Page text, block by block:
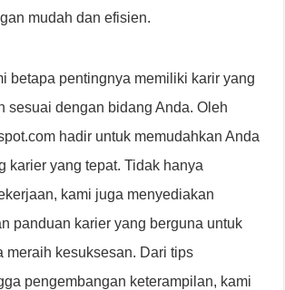
mudah dan efisien.
betapa pentingnya memiliki karir yang
sesuai dengan bidang Anda. Oleh
hadir untuk memudahkan Anda
karier yang tepat. Tidak hanya
kami juga menyediakan
panduan karier yang berguna untuk
meraih kesuksesan. Dari tips
pengembangan keterampilan, kami